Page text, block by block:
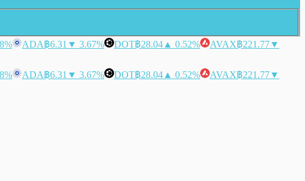
ADA฿6.31 ▼ 3.67% DOT฿28.04 ▲ 0.52% AVAX฿221.77▼
ADA฿6.31 ▼ 3.67% DOT฿28.04 ▲ 0.52% AVAX฿221.77▼